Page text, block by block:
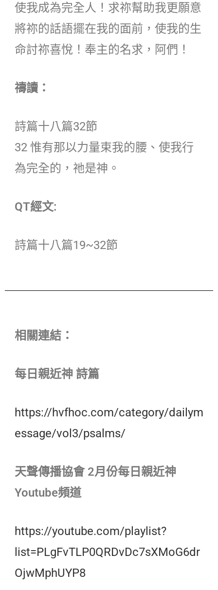
使我成為完全人！求祢幫助我更願意
將祢的話語擺在我的面前，使我的生
命討祢喜悅！奉主的名求，阿們！
禱讀：
詩篇十八篇32節
32 惟有那以力量束我的腰、使我行
為完全的，祂是神。
QT經文:
詩篇十八篇19~32節
相關連結：
每日親近神 詩篇
https://hvfhoc.com/category/dailym
essage/vol3/psalms/
天聲傳播協會 2月份每日親近神
Youtube頻道
https://youtube.com/playlist?
list=PLgFvTLP0QRDvDc7sXMoG6dr
OjwMphUYP8